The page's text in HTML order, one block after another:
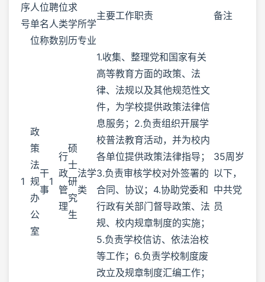
序
号
人
单
位
位
名
称
聘
人
数
位
类
别
求
主要工作职责 备注
学
历
所学
专业
1
政
策
法
规
办
公
室
干
事
1
行
政
管
理
硕
士
研
究
生
法学
类
1.收集、整理党和国家有关
高等教育方面的政策、法
律、法规以及其他规范性文
件，为学校提供政策法律信
息服务；2.负责组织开展学
校普法教育活动，并为校内
各单位提供政策法律指导；
3.负责审核学校对外签署的
合同、协议；4.协助党委和
行政有关部门督导政策、法
规、校内规章制度的实施；
5.负责学校信访、依法治校
等工作；6.负责学校制度废
改立及规章制度汇编工作；
35周岁
以下，
中共党
员